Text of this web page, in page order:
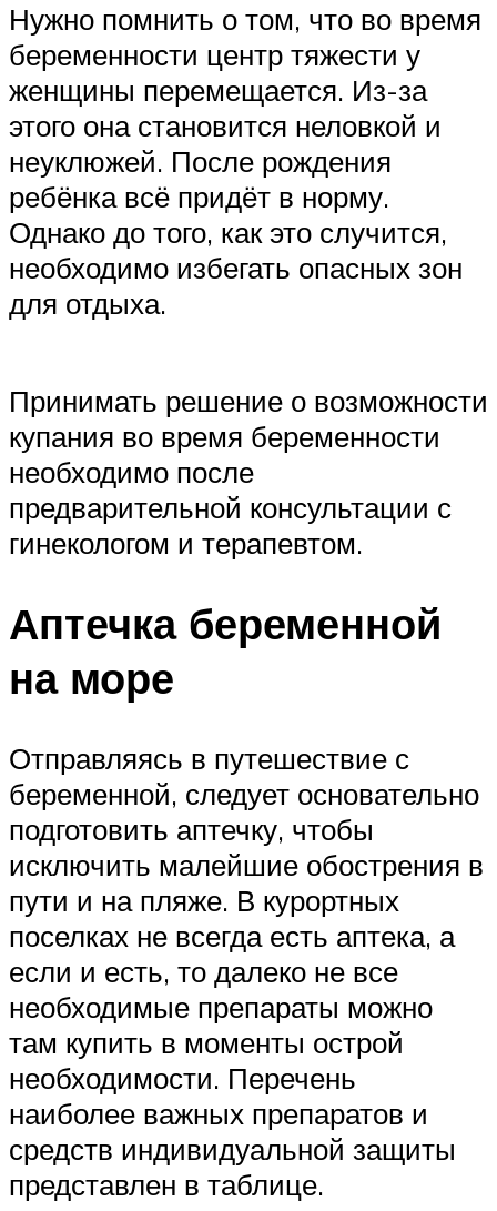
Нужно помнить о том, что во время
беременности центр тяжести у
женщины перемещается. Из-за
этого она становится неловкой и
неуклюжей. После рождения
ребёнка всё придёт в норму.
Однако до того, как это случится,
необходимо избегать опасных зон
для отдыха.
Принимать решение о возможности
купания во время беременности
необходимо после
предварительной консультации с
гинекологом и терапевтом.
Аптечка беременной
на море
Отправляясь в путешествие с
беременной, следует основательно
подготовить аптечку, чтобы
исключить малейшие обострения в
пути и на пляже. В курортных
поселках не всегда есть аптека, а
если и есть, то далеко не все
необходимые препараты можно
там купить в моменты острой
необходимости. Перечень
наиболее важных препаратов и
средств индивидуальной защиты
представлен в таблице.